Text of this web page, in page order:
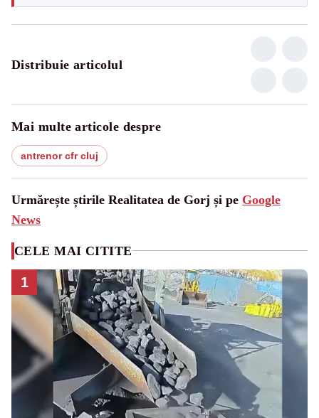
Distribuie articolul
Mai multe articole despre
antrenor cfr cluj
Urmărește știrile Realitatea de Gorj și pe Google
News
CELE MAI CITITE
1